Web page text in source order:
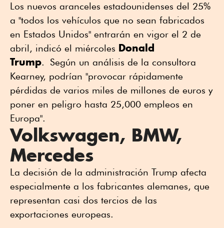
Los nuevos aranceles estadounidenses del 25%
a "todos los vehículos que no sean fabricados
en Estados Unidos" entrarán en vigor el 2 de
abril, indicó el miércoles Donald
Trump. Según un análisis de la consultora
Kearney, podrían "provocar rápidamente
pérdidas de varios miles de millones de euros y
poner en peligro hasta 25,000 empleos en
Europa".
Volkswagen, BMW,
Mercedes
La decisión de la administración Trump afecta
especialmente a los fabricantes alemanes, que
representan casi dos tercios de las
exportaciones europeas.